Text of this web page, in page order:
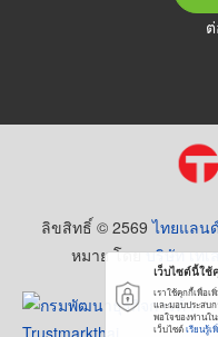
ลิขสิทธิ์ © 2569ไทยแลน
หมาย โดยบริษัท เท
เว็บไซต์นี้ใช้
เราใช้คุกกี้เพื่อเ
และมอบประสบ
พอใจของท่านใ
เว็บไซต์เรียนรู้เ